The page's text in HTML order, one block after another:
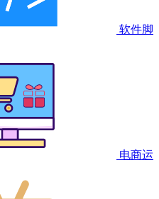
软件脚
电商运